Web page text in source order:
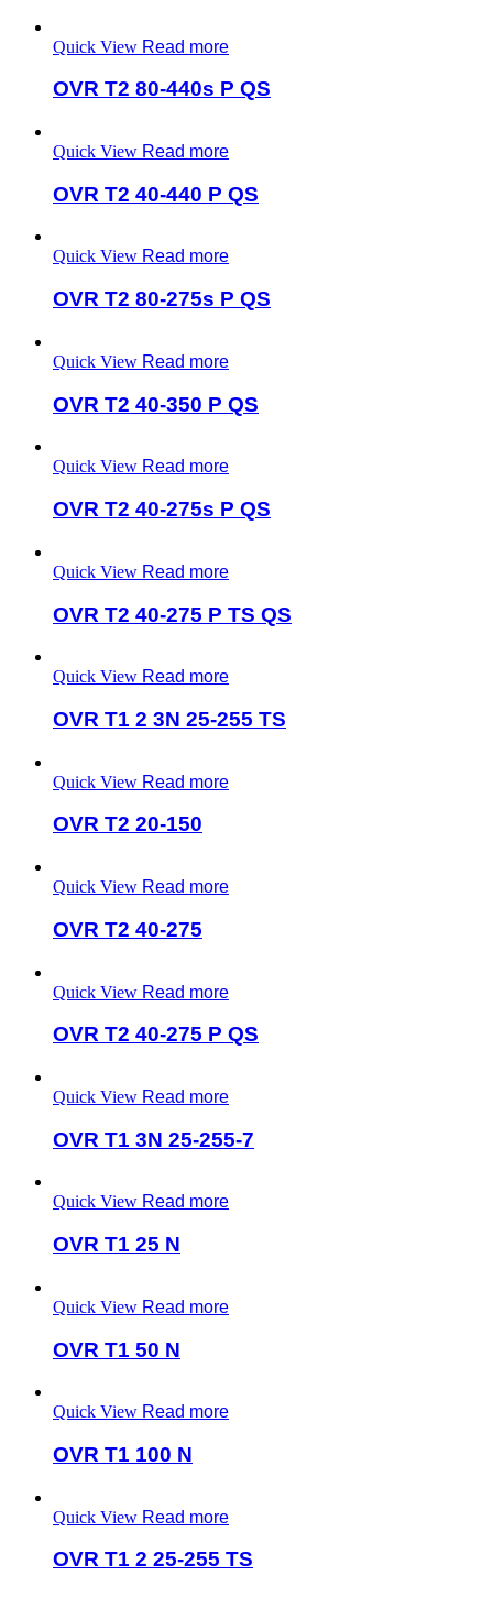
Quick View Read more
OVR T2 80-440s P QS
Quick View Read more
OVR T2 40-440 P QS
Quick View Read more
OVR T2 80-275s P QS
Quick View Read more
OVR T2 40-350 P QS
Quick View Read more
OVR T2 40-275s P QS
Quick View Read more
OVR T2 40-275 P TS QS
Quick View Read more
OVR T1 2 3N 25-255 TS
Quick View Read more
OVR T2 20-150
Quick View Read more
OVR T2 40-275
Quick View Read more
OVR T2 40-275 P QS
Quick View Read more
OVR T1 3N 25-255-7
Quick View Read more
OVR T1 25 N
Quick View Read more
OVR T1 50 N
Quick View Read more
OVR T1 100 N
Quick View Read more
OVR T1 2 25-255 TS